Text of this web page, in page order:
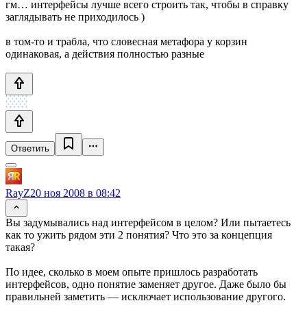
гм… интерфейсы лучше всего строить так, чтобы в справку
заглядывать не приходилось )
в том-то и трабла, что словесная метафора у корзин
одинаковая, а действия полностью разные
Ответить
RayZ20 ноя 2008 в 08:42
Вы задумывались над интерфейсом в целом? Или пытаетесь
как то ужить рядом эти 2 понятия? Что это за концепция
такая?
По идее, сколько в моем опыте пришлось разработать
интерфейсов, одно понятие заменяет другое. Даже было бы
правильней заметить — исключает использование другого.